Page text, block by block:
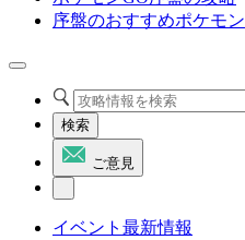
序盤のおすすめポケモン
検索
ご意見
イベント最新情報